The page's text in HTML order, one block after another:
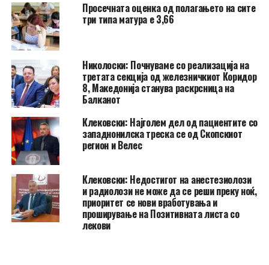
Просечната оценка од полагањето на сите
три типа матура е 3,66
Николоски: Почнуваме со реализација на
третата секција од железничкиот Коридор
8, Македонија станува раскрсница на
Балканот
Клековски: Најголем дел од пациентите сo
западнонилска треска се од Скопскиот
регион и Велес
Клековски: Недостигот на анестезиолози
и радиолози не може да се реши преку ноќ,
приоритет се нови вработувања и
проширување на Позитивната листа со
лекови